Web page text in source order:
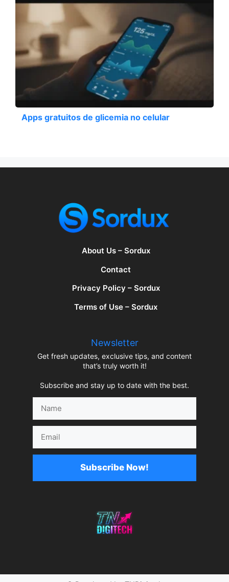
Apps gratuitos de glicemia no celular
About Us – Sordux
Contact
Privacy Policy – Sordux
Terms of Use – Sordux
Newsletter
Get fresh updates, exclusive tips, and content
that’s truly worth it!
Subscribe and stay up to date with the best.
Subscribe Now!